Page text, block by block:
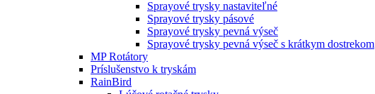
Sprayové trysky nastaviteľné
Sprayové trysky pásové
Sprayové trysky pevná výseč
Sprayové trysky pevná výseč s krátkym dostrekom
MP Rotátory
Príslušenstvo k tryskám
RainBird